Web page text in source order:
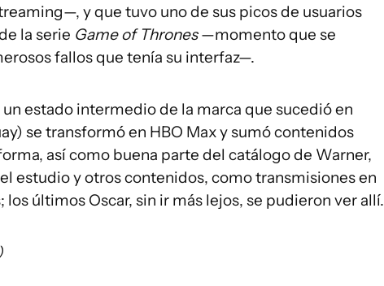
y que tuvo uno de sus picos de usuarios
la serie Game of Thrones—momento que se
fallos que tenía su interfaz—.
un estado intermedio de la marca que sucedió en
se transformó en HBO Max y sumó contenidos
así como buena parte del catálogo de Warner,
estudio y otros contenidos, como transmisiones en
últimos Oscar, sin ir más lejos, se pudieron ver allí.